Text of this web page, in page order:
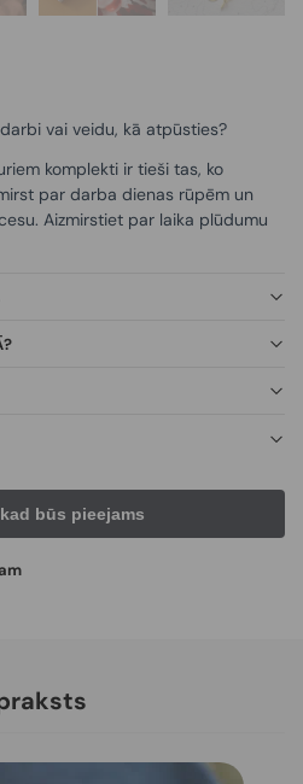
vai veidu, kā atpūsties?
komplekti ir tieši tas, ko
par darba dienas rūpēm un
Aizmirstiet par laika plūdumu